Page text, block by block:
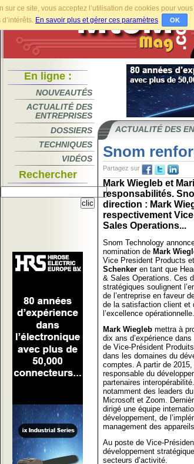
sur ce site, vous acceptez l’utilisation de cookies pour
En savoir plus et gérer ces paramètres. OK
En ligne :
NOUVEAUTÉS
ACTUALITÉ DES
ENTREPRISES
DOSSIERS
TECHNIQUES
VIDÉOS
Rechercher
ACTUALITÉ DES
Snom
Partagez sur
Mark Wiegleb et
responsabilités.
direction : Mark
respectivement
Sales Operations...
Snom Technology
nomination de Mark
Vice President Products
Schenker en tant que
& Sales Operations. Ces
stratégiques soulignent
de l’entreprise en faveur
de la satisfaction client et
l’excellence opérationnelle.
Mark Wiegleb mettra à
dix ans d’expérience
de Vice-Président
dans les domaines du
comptes. A partir de
responsable du
partenaires
notamment des leaders
Microsoft et Zoom.
dirigé une équipe
développement, de
management des
Au poste de Vice-
développement
secteurs d’activité.